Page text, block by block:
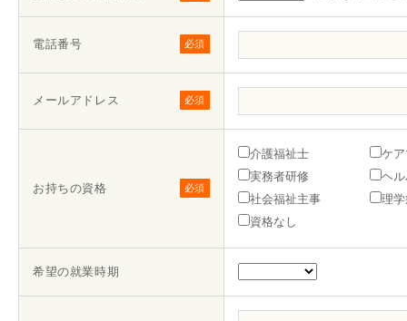
必須
電話番号
必須
メールアドレス
必須
お持ちの資格
介護福祉士
ケ
実務者研修
ヘ
社会福祉主事
理
資格なし
希望の就業時期